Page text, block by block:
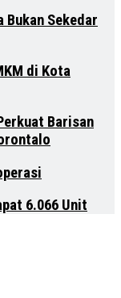
Sekedar
di Kota
Barisan
6.066 Unit